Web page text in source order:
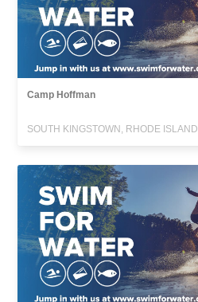
Camp Hoffman
SOUTH KINGSTOWN, RHODE ISLAND